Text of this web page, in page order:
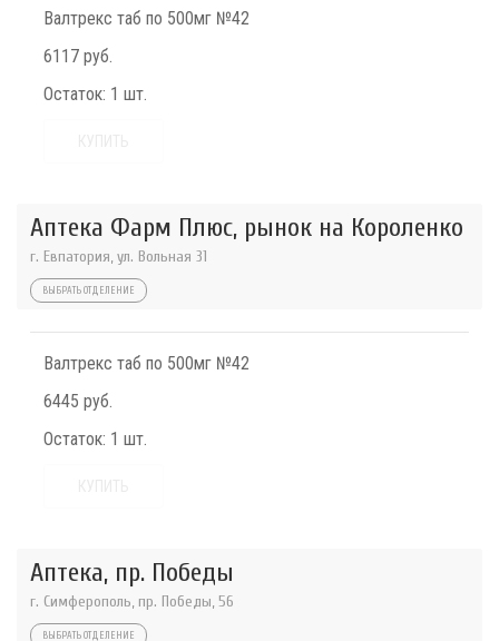
Валтрекс таб по 500мг №42
6117 руб.
Остаток: 1 шт.
Аптека Фарм Плюс, рынок на Короленко
г. Евпатория, ул. Вольная 31
ВЫБРАТЬ ОТДЕЛЕНИЕ
Валтрекс таб по 500мг №42
6445 руб.
Остаток: 1 шт.
Аптека, пр. Победы
г. Симферополь, пр. Победы, 56
ВЫБРАТЬ ОТДЕЛЕНИЕ